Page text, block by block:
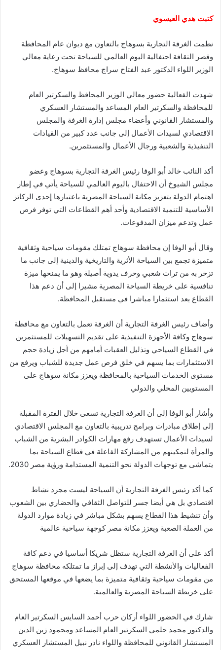
كتبت هدي العيسوي
نظمت الغرفة التجارية بسوهاج بالتعاون مع ديوان عام المحافظة
وقصر الثقافة احتفالية اليوم العالمي للسياحة تحت رعاية معالي
الوزير اللواء الدكتور عبد الفتاح سراج محافظ سوهاج.
شهدت الفعالية حضور معالي الوزير المحافظ والسكرتير العام
للمحافظة والسكرتير العام المساعد والمستشار العسكري
والمستشار القانوني وأعضاء مجلس إدارة الغرفة والمجلس
الاقتصادي لسيدات الأعمال إلى جانب عدد كبير من القيادات
التنفيذية والشعبية ورجال الأعمال والمستثمرين.
أكد النائب خالد أبو الوفا رئيس الغرفة التجارية بسوهاج وعضو
مجلس الشيوخ أن الاحتفال باليوم العالمي للسياحة يأتي في إطار
اهتمام الدولة بتعزيز مكانة السياحة المصرية باعتبارها إحدى الركائز
الأساسية للتنمية الاقتصادية وأحد أهم القطاعات التي توفر فرص
عمل وتدعم ميزان المدفوعات.
وقال أبو الوفا إن محافظة سوهاج تمتلك مقومات سياحية وثقافية
متميزة تجمع بين السياحة الأثرية والتاريخية والدينية إلى جانب ما
تزخر به من تراث شعبي وحرف يدوية أصيلة وهو ما يمنحها ميزة
تنافسية على خريطة السياحة المصرية مشيرا إلى أن دعم هذا
القطاع يعد استثمارا مباشرا في مستقبل المحافظة.
وأضاف رئيس الغرفة التجارية أن الغرفة تعمل بالتعاون مع محافظة
سوهاج وكافة الأجهزة التنفيذية على تقديم التسهيلات للمستثمرين
في القطاع السياحي وتذليل العقبات أمامهم من أجل زيادة حجم
الاستثمارات بما يسهم في خلق فرص عمل جديدة للشباب ويرفع من
مستوى الخدمات السياحية بالمحافظة ويعزز مكانة سوهاج على
المستويين المحلي والدولي
وأشار أبو الوفا إلى أن الغرفة التجارية تسعى خلال الفترة المقبلة
إلى إطلاق مبادرات وبرامج تدريبية بالتعاون مع المجلس الاقتصادي
لسيدات الأعمال تستهدف رفع مهارات الكوادر البشرية من الشباب
والمرأة لتمكينهم من المشاركة الفاعلة في قطاع السياحة بما
يتماشى مع توجهات الدولة نحو التنمية المستدامة ورؤية مصر 2030.
كما أكد رئيس الغرفة التجارية أن السياحة ليست مجرد نشاط
اقتصادي بل هي أيضا جسر للتواصل الثقافي والحضاري بين الشعوب
وأن تنشيط هذا القطاع يسهم بشكل مباشر في زيادة موارد الدولة
من العملة الصعبة ويعزز مكانة مصر كوجهة سياحية عالمية
أكد على أن الغرفة التجارية ستظل شريكا أساسيا في دعم كافة
الفعاليات والأنشطة التي تهدف إلى إبراز ما تمتلكه محافظة سوهاج
من مقومات سياحية وثقافية متميزة بما يضعها في موقعها المستحق
على خريطة السياحة المصرية والعالمية.
شارك في الحضور اللواء أركان حرب أحمد السايس السكرتير العام
والدكتور محمد حلمي السكرتير العام المساعد ومحمود زين الدين
المستشار القانوني للمحافظة واللواء نادر نبيل المستشار العسكري